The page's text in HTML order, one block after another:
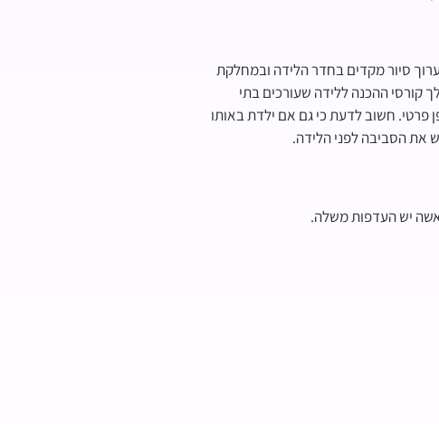
סיור מקדים בחדר הלידה ובמחלקת
קורסי ההכנה ללידה שעורכים בתי
פרטי. חשוב לדעת כי גם אם ילדת באותו
את הסביבה לפני הלידה.
אשה יש העדפות משלה.